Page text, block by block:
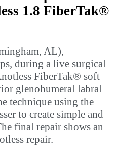
1.8 FiberTak®
AL),
during a live surgical
FiberTak® soft
glenohumeral labral
technique using the
to create simple and
final repair shows an
repair.